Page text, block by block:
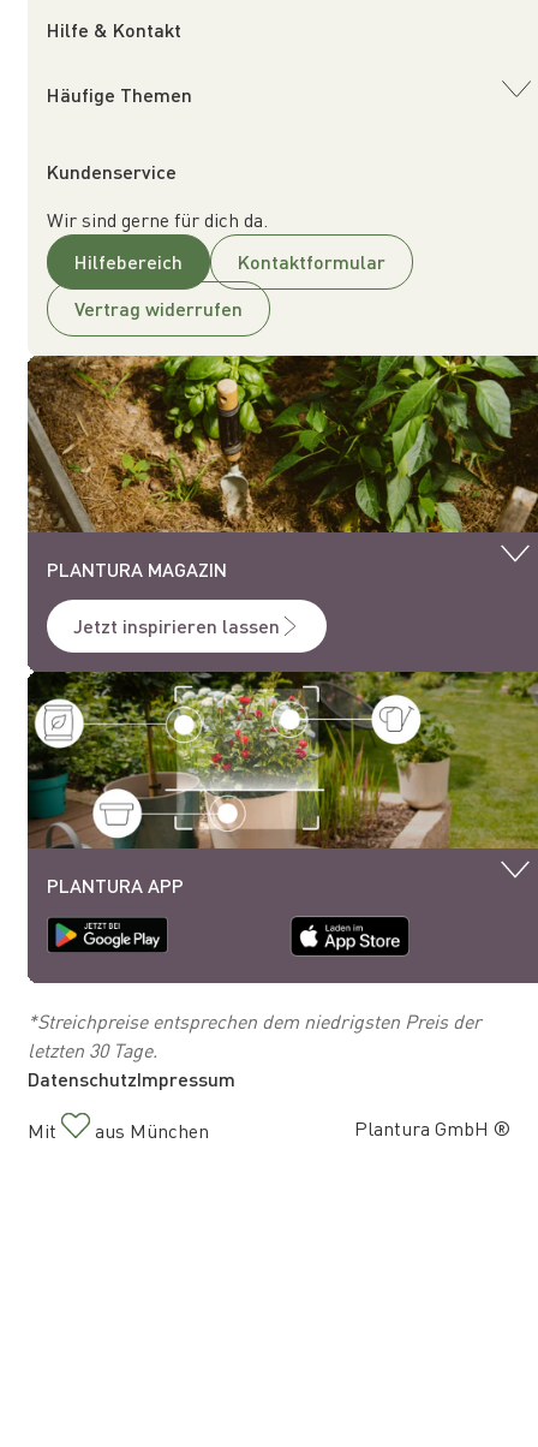
Hilfe & Kontakt
Häufige Themen
Kundenservice
Wir sind gerne für dich da.
Hilfebereich
Kontaktformular
Vertrag widerrufen
PLANTURA MAGAZIN
Jetzt inspirieren lassen
PLANTURA APP
*Streichpreise entsprechen dem niedrigsten Preis der
letzten 30 Tage.
Plantura GmbH ®
Mit aus München
DatenschutzImpressum